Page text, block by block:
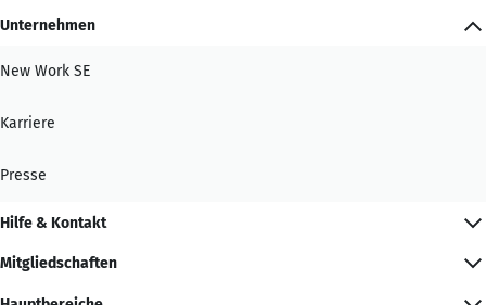
Unternehmen
New Work SE
Karriere
Presse
Hilfe & Kontakt
Mitgliedschaften